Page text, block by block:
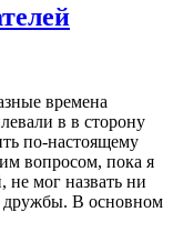
времена
в в сторону
по-настоящему
вопросом, пока я
не мог назвать ни
дружбы. В основном